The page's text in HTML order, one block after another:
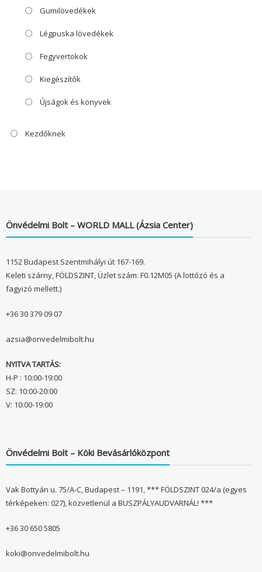
Gumilövedékek
Légpuska lövedékek
Fegyvertokok
Kiegészítők
Újságok és könyvek
Kezdőknek
Önvédelmi Bolt – WORLD MALL (Ázsia Center)
1152 Budapest Szentmihályi út 167-169.
Keleti szárny, FÖLDSZINT, Üzlet szám: F0.12M05 (A lottózó és a
fagyizó mellett.)
+36 30 379 09 07
azsia@onvedelmibolt.hu
NYITVA TARTÁS:
H-P : 10:00-19:00
SZ: 10:00-20:00
V: 10:00-19:00
Önvédelmi Bolt – Köki Bevásárlóközpont
Vak Bottyán u. 75/A-C, Budapest – 1191, *** FÖLDSZINT 024/a (egyes
térképeken: 027), közvetlenül a BUSZPÁLYAUDVARNÁL! ***
+36 30 650 5805
koki@onvedelmibolt.hu